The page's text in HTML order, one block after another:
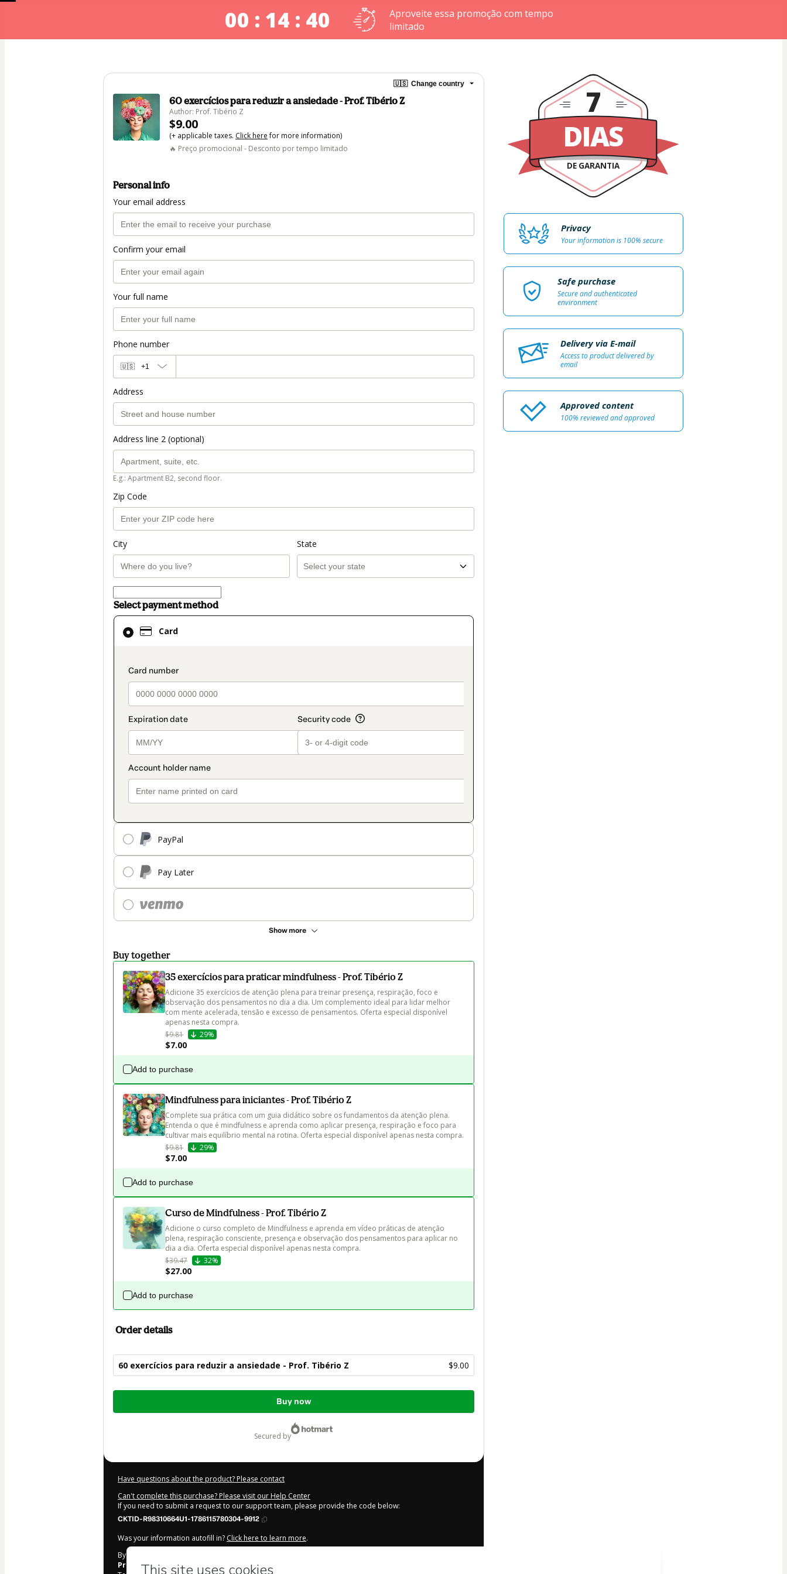
00 : 14 : 40
Aproveite essa promoção com tempo
limitado
🇺🇸 Change country
60 exercícios para reduzir a ansiedade - Prof. Tibério Z
Author: Prof. Tibério Z
$9.00
(+ applicable taxes. Click herefor more information)
🔥 Preço promocional - Desconto por tempo limitado
Personal info
Your email address
Confirm your email
Your full name
Phone number
🇺🇸 +1
Address
Address line 2 (optional)
E.g.: Apartment B2, second floor.
Zip Code
City State
Select payment method
Card
payment_data.section_title_v2
PayPal
Pay Later
Show more
Card
selected
method
Buy together
35 exercícios para praticar mindfulness - Prof. Tibério Z
Adicione 35 exercícios de atenção plena para treinar presença, respiração, foco e
observação dos pensamentos no dia a dia. Um complemento ideal para lidar melhor
com mente acelerada, tensão e excesso de pensamentos. Oferta especial disponível
apenas nesta compra.
$9.81
29%
$7.00
Add to purchase
Mindfulness para iniciantes - Prof. Tibério Z
Complete sua prática com um guia didático sobre os fundamentos da atenção plena.
Entenda o que é mindfulness e aprenda como aplicar presença, respiração e foco para
cultivar mais equilíbrio mental na rotina. Oferta especial disponível apenas nesta compra.
$9.81
29%
$7.00
Add to purchase
Curso de Mindfulness - Prof. Tibério Z
Adicione o curso completo de Mindfulness e aprenda em vídeo práticas de atenção
plena, respiração consciente, presença e observação dos pensamentos para aplicar no
dia a dia. Oferta especial disponível apenas nesta compra.
$39.47
32%
$27.00
Add to purchase
Order details
60 exercícios para reduzir a ansiedade - Prof. Tibério Z $9.00
Total
Buy now
secured by
Have questions about the product? Please contact
Can't complete this purchase? Please visit our Help Center
If you need to submit a request to our support team, please provide the code below:
CKTID-R98310664U1-1786115780304-9912
Was your information autofill in? Click here to learn more.
By clicking 'Buy Now' I declare that I (i) understand that Hotmart is processing this order on behalf of
Prof. Tibério Z
and has no responsibility for the content and/or control over it; (ii) agree to Hotmart’s
DIAS
DE GARANTIA
7
Privacy
Your information is 100% secure
Safe purchase
Secure and authenticated
environment
Delivery via E-mail
Access to product delivered by
email
Approved content
100% reviewed and approved